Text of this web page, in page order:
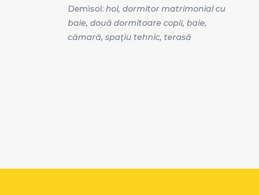
Demisol: hol, dormitor matrimonial cu
baie, două dormitoare copii, baie,
cămară, spaţiu tehnic, terasă